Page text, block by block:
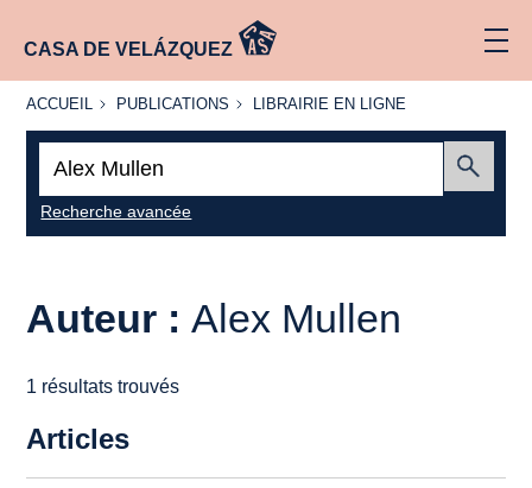
CASA DE VELÁZQUEZ
ACCUEIL
ACCUEIL PUBLICATIONS
PUBLICATIONS
LIBRAIRIE
LIBRAIRIE EN LIGNE
Recherche avancée
Auteur : Alex Mullen
1 résultats trouvés
Articles